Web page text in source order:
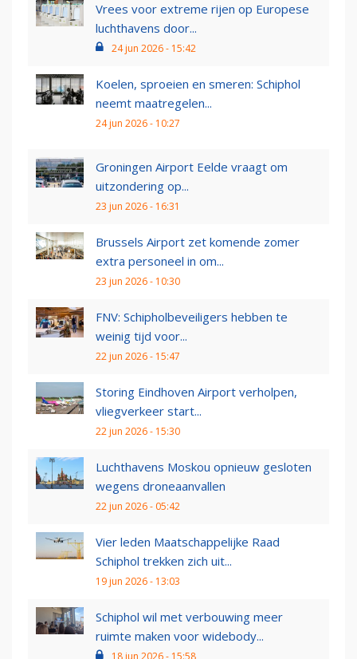
Vrees voor extreme rijen op Europese
luchthavens door...
24 jun 2026 - 15:42
Koelen, sproeien en smeren: Schiphol
neemt maatregelen...
24 jun 2026 - 10:27
Groningen Airport Eelde vraagt om
uitzondering op...
23 jun 2026 - 16:31
Brussels Airport zet komende zomer
extra personeel in om...
23 jun 2026 - 10:30
FNV: Schipholbeveiligers hebben te
weinig tijd voor...
22 jun 2026 - 15:47
Storing Eindhoven Airport verholpen,
vliegverkeer start...
22 jun 2026 - 15:30
Luchthavens Moskou opnieuw gesloten
wegens droneaanvallen
22 jun 2026 - 05:42
Vier leden Maatschappelijke Raad
Schiphol trekken zich uit...
19 jun 2026 - 13:03
Schiphol wil met verbouwing meer
ruimte maken voor widebody...